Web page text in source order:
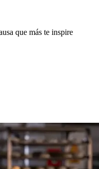
que más te inspire